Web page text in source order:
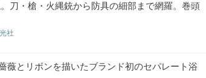
刀・槍・火縄銃から防具の細部まで網羅。巻頭
社
薇とリボンを描いたブランド初のセパレート浴